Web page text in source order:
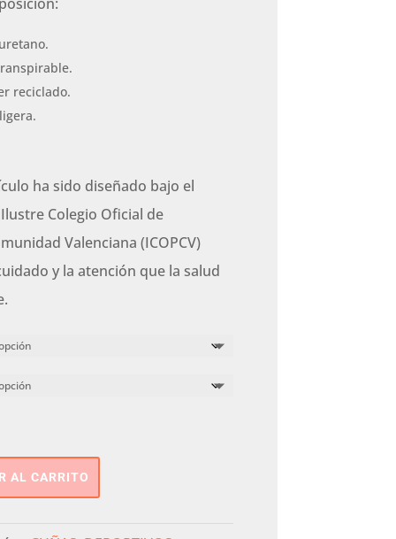
reciclado.
ha sido diseñado bajo el
Colegio Oficial de
Valenciana (ICOPCV)
y la atención que la salud
AL CARRITO